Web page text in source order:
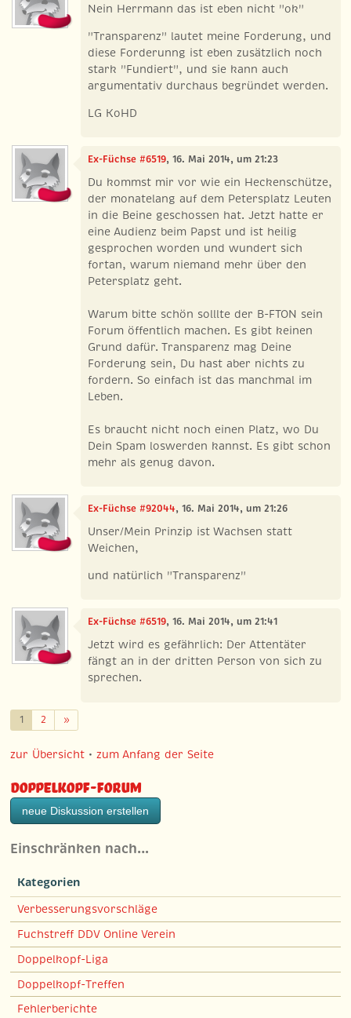
Nein Herrmann das ist eben nicht "ok"
"Transparenz" lautet meine Forderung, und
diese Forderunng ist eben zusätzlich noch
stark "Fundiert", und sie kann auch
argumentativ durchaus begründet werden.
LG KoHD
Ex-Füchse #6519, 16. Mai 2014, um 21:23
Du kommst mir vor wie ein Heckenschütze,
der monatelang auf dem Petersplatz Leuten
in die Beine geschossen hat. Jetzt hatte er
eine Audienz beim Papst und ist heilig
gesprochen worden und wundert sich
fortan, warum niemand mehr über den
Petersplatz geht.
Warum bitte schön solllte der B-FTON sein
Forum öffentlich machen. Es gibt keinen
Grund dafür. Transparenz mag Deine
Forderung sein, Du hast aber nichts zu
fordern. So einfach ist das manchmal im
Leben.
Es braucht nicht noch einen Platz, wo Du
Dein Spam loswerden kannst. Es gibt schon
mehr als genug davon.
Ex-Füchse #92044, 16. Mai 2014, um 21:26
Unser/Mein Prinzip ist Wachsen statt
Weichen,
und natürlich "Transparenz"
Ex-Füchse #6519, 16. Mai 2014, um 21:41
Jetzt wird es gefährlich: Der Attentäter
fängt an in der dritten Person von sich zu
sprechen.
1 2 »Weiter
zur Übersicht •zum Anfang der Seite
Doppelkopf-Forum
neue Diskussion erstellen
Einschränken nach…
Kategorien
Verbesserungsvorschläge
Fuchstreff DDV Online Verein
Doppelkopf-Liga
Doppelkopf-Treffen
Fehlerberichte